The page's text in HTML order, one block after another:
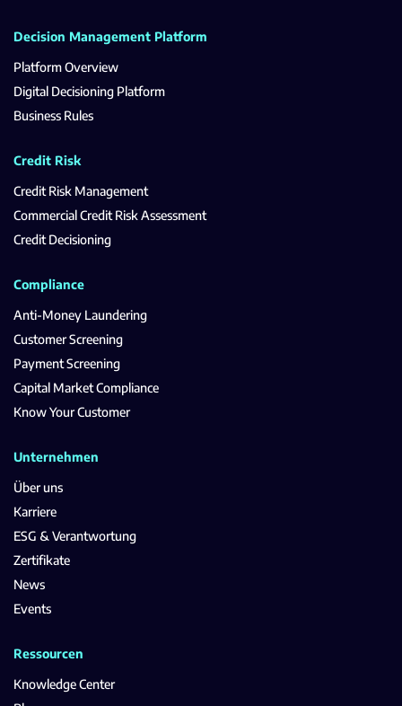
Decision Management Platform
Platform Overview
Digital Decisioning Platform
Business Rules
Credit Risk
Credit Risk Management
Commercial Credit Risk Assessment
Credit Decisioning
Compliance
Anti-Money Laundering
Customer Screening
Payment Screening
Capital Market Compliance
Know Your Customer
Unternehmen
Über uns
Karriere
ESG & Verantwortung
Zertifikate
News
Events
Ressourcen
Knowledge Center